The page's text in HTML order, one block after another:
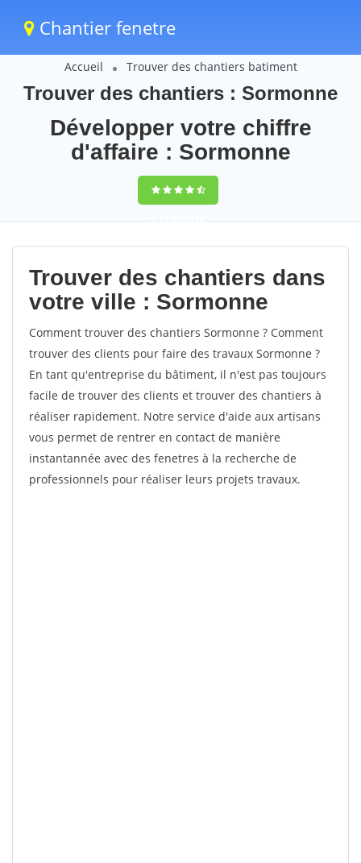
Chantier fenetre
Accueil Trouver des chantiers batiment
Trouver des chantiers : Sormonne
Développer votre chiffre
d'affaire : Sormonne
9,5(100%)58
votes
Trouver des chantiers dans
votre ville : Sormonne
Comment trouver des chantiers Sormonne ? Comment
trouver des clients pour faire des travaux Sormonne ?
En tant qu'entreprise du bâtiment, il n'est pas toujours
facile de trouver des clients et trouver des chantiers à
réaliser rapidement. Notre service d'aide aux artisans
vous permet de rentrer en contact de manière
instantannée avec des fenetres à la recherche de
professionnels pour réaliser leurs projets travaux.